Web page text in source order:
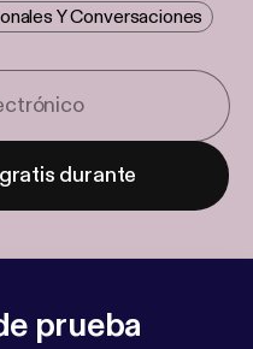
Y Conversaciones
durante
prueba